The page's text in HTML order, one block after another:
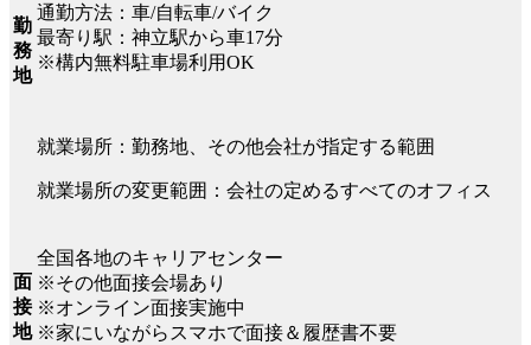
勤
務
地
通勤方法：車/自転車/バイク
最寄り駅：神立駅から車17分
※構内無料駐車場利用OK
就業場所：勤務地、その他会社が指定する範囲
就業場所の変更範囲：会社の定めるすべてのオフィス
面
接
地
全国各地のキャリアセンター
※その他面接会場あり
※オンライン面接実施中
※家にいながらスマホで面接＆履歴書不要